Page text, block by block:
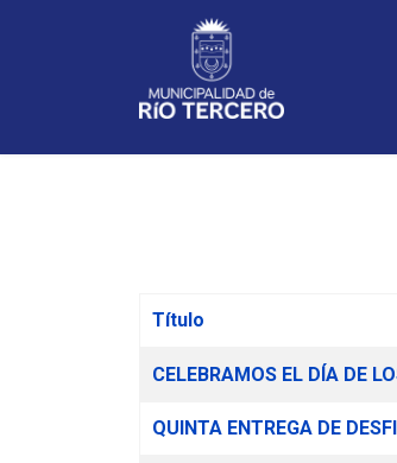
Título
CELEBRAMOS EL DÍA DE
QUINTA ENTREGA DE